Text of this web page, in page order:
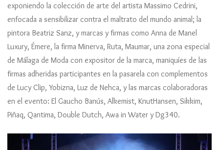
exponiendo la colección de arte del artista Massimo Cedrini,
enfocada a sensibilizar contra el maltrato del mundo animal; la
pintora Beatriz Sanz, y marcas y firmas como Anna de Manel
Luxury, Émere, la firma Minerva, Ruta, Maumar, una zona especial
de Málaga de Moda con expositor de la marca, maniquíes de las
firmas adheridas participantes en la pasarela con complementos
de Lucy Clip, Yobizna, Luz de Nehca, y las marcas colaboradoras
en el evento: El Gaucho Banús, Alkemist, KnutHansen, Sikkim,
Piñaq, Qantima, Double Dutch, Awa in Water y Dg340.